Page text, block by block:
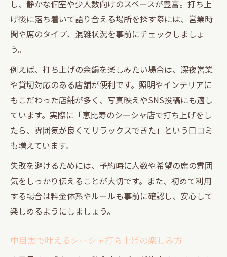
し、静かな個室や少人数向けのスペースが豊富。打ち上
げ後に落ち着いて語り合える場所を探す際には、営業時
間や席のタイプ、混雑状況を事前にチェックしましょ
う。
例えば、打ち上げの余韻を楽しみたい場合は、深夜営業
や貸切対応のある店舗が便利です。照明やインテリアに
もこだわった店舗が多く、写真映えやSNS投稿にも適し
ています。実際に「恵比寿のシーシャ店で打ち上げをし
たら、雰囲気が良くてリラックスできた」という口コミ
も増えています。
失敗を避けるためには、予約時に人数や希望の席の雰囲
気をしっかり伝えることが大切です。また、初めて利用
する場合は料金体系やルールも事前に確認し、安心して
楽しめるようにしましょう。
中目黒で叶えるシーシャ打ち上げの楽しみ方